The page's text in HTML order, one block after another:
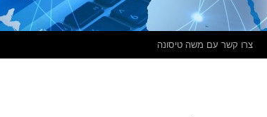
צרו קשר עם משה טיסונה